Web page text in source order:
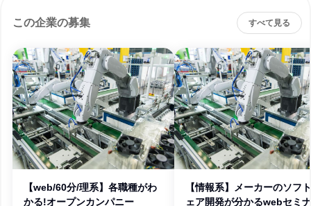
この企業の募集 すべて見る
【web/60分/理系】各職種がわ
かる!オープンカンパニー
【情報系】メーカーのソフ
ェア開発が分かるwebセミ